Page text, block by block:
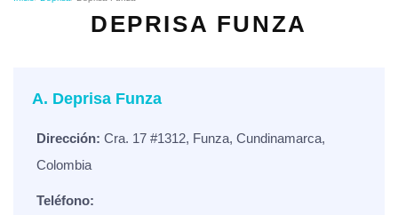
DEPRISA FUNZA
A. Deprisa Funza
Dirección: Cra. 17 #1312, Funza, Cundinamarca,
Colombia
Teléfono: